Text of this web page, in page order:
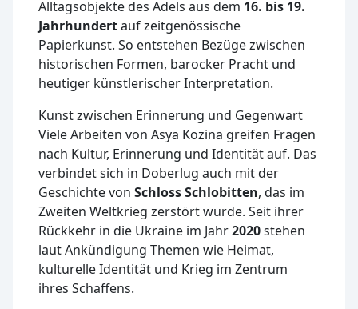
Alltagsobjekte des Adels aus dem 16. bis 19.
Jahrhundertauf zeitgenössische
Papierkunst. So entstehen Bezüge zwischen
historischen Formen, barocker Pracht und
heutiger künstlerischer Interpretation.
Kunst zwischen Erinnerung und Gegenwart
Viele Arbeiten von Asya Kozina greifen Fragen
nach Kultur, Erinnerung und Identität auf. Das
verbindet sich in Doberlug auch mit der
Geschichte von Schloss Schlobitten, das im
Zweiten Weltkrieg zerstört wurde. Seit ihrer
Rückkehr in die Ukraine im Jahr2020stehen
laut Ankündigung Themen wie Heimat,
kulturelle Identität und Krieg im Zentrum
ihres Schaffens.